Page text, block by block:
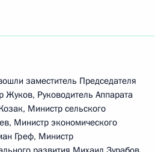
заместитель Председателя
Жуков, Руководитель Аппарата
Министр сельского
Министр экономического
Греф, Министр